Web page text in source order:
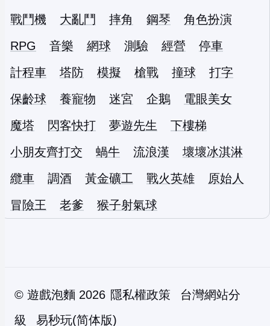
戰鬥機
大亂鬥 摔角 鋼琴
角色扮演
RPG
音樂 網球 測驗 經營
停車
計程車
塔防 模擬 槍戰 撞球
打字
保齡球
養寵物 迷宮 企鵝
電眼美女
魔塔
閃客快打 夢遊先生
下樓梯
小朋友齊打交
蝸牛 流浪漢
壞壞冰淇淋
纜車
調酒 黃金礦工 戰火英雄
原始人
冒險王
老爹 猴子射氣球
© 遊戲泡麵 2026 隱私權政策
台灣網站分
級
易秒玩(简体版)